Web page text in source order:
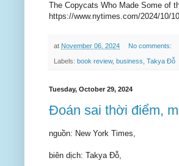
The Copycats Who Made Some of
https://www.nytimes.com/2024/10/
at November 06, 2024 No comments:
Labels: book review, business Takya Đỗ
Tuesday, October 29, 2024
Đoán sai thời điểm,
nguồn: New York Times,
biên dịch: Takya Đỗ,